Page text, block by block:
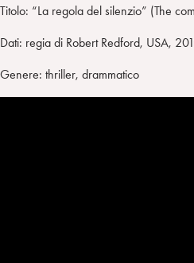
Titolo: “La regola del silenzio” (The
Dati: regia di Robert Redford, USA,
Genere: thriller, drammatico